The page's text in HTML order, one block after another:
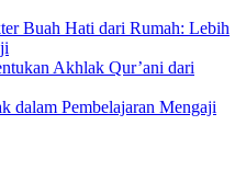
Buah Hati dari Rumah: Lebih
Akhlak Qur’ani dari
dalam Pembelajaran Mengaji